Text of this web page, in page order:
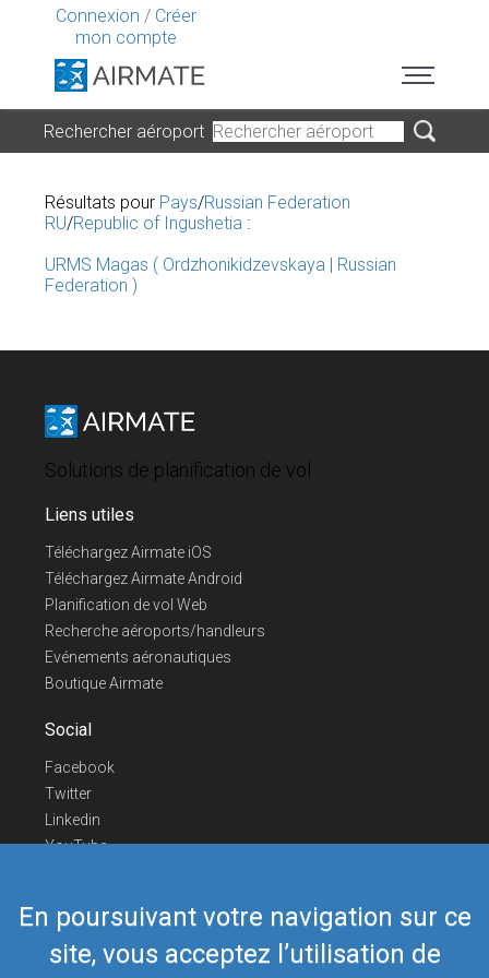
Connexion / Créer
mon compte
En poursuivant votre navigation sur ce
site, vous acceptez l’utilisation de
Rechercher aéroport
Résultats pour Pays/Russian Federation
RU/Republic of Ingushetia :
URMS Magas ( Ordzhonikidzevskaya | Russian
Federation )
Solutions de planification de vol
Liens utiles
Téléchargez Airmate iOS
Téléchargez Airmate Android
Planification de vol Web
Recherche aéroports/handleurs
Evénements aéronautiques
Boutique Airmate
Social
Facebook
Twitter
Linkedin
YouTube
Nous contacter
Téléphone Europe+352 26441835